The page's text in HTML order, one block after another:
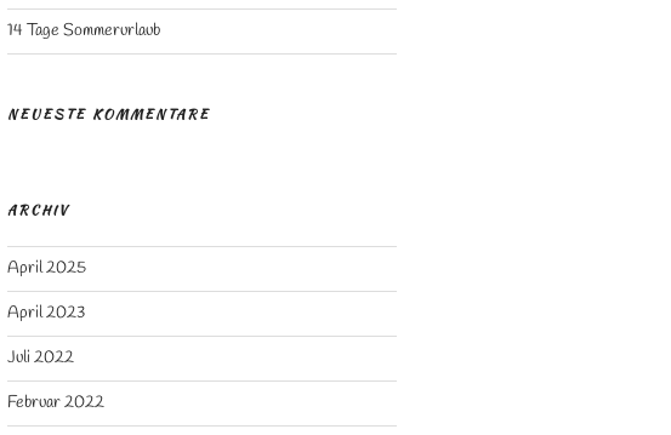
14 Tage Sommerurlaub
NEUESTE KOMMENTARE
ARCHIV
April 2025
April 2023
Juli 2022
Februar 2022